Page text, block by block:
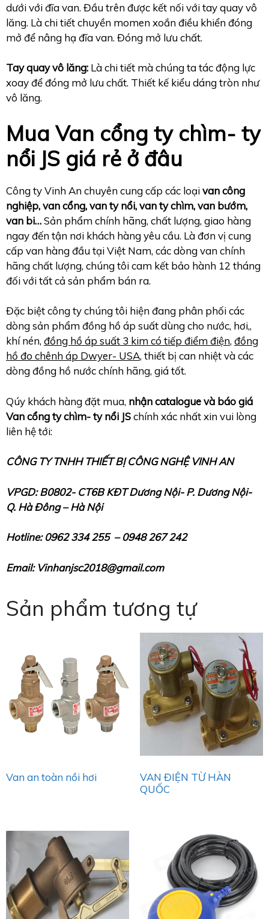
dưới với đĩa van. Đầu trên được kết nối với tay quay vô
lăng. Là chi tiết chuyền momen xoắn điều khiển đóng
mở để nâng hạ đĩa van. Đóng mở lưu chất.
Tay quay vô lăng: Là chi tiết mà chúng ta tác động lực
xoay để đóng mở lưu chất. Thiết kế kiểu dáng tròn như
vô lăng.
Mua Van cổng ty chìm- ty
nổi JS giá rẻ ở đâu
Công ty Vinh An chuyên cung cấp các loạivan công
nghiệp, van cổng, van ty nổi, van ty chìm, van bướm,
van bi…Sản phẩm chính hãng, chất lượng, giao hàng
ngay đến tận nơi khách hàng yêu cầu. Là đơn vị cung
cấp van hàng đầu tại Việt Nam, các dòng van chính
hãng chất lượng, chúng tôi cam kết bảo hành 12 tháng
đối với tất cả sản phẩm bán ra.
Đặc biệt công ty chúng tôi hiện đang phân phối các
dòng sản phẩm đồng hồ áp suất dùng cho nước, hơi,,
khí nén, đồng hồ áp suất 3 kim có tiếp điểm điện, đồng
hồ đo chênh áp Dwyer- USA, thiết bị can nhiệt và các
dòng đồng hồ nước chính hãng, giá tốt.
Qúy khách hàng đặt mua, nhận catalogue và báo giá
Van cổng ty chìm- ty nổi JSchính xác nhất xin vui lòng
liên hệ tới:
CÔNG TY TNHH THIẾT BỊ CÔNG NGHỆ VINH AN
VPGD: B0802- CT6B KĐT Dương Nội- P. Dương Nội-
Q. Hà Đông – Hà Nội
Hotline: 0962 334 255 – 0948 267 242
Email: Vinhanjsc2018@gmail.com
Sản phẩm tương tự
Van an toàn nồi hơi
VAN ĐIỆN TỪ HÀN
QUỐC